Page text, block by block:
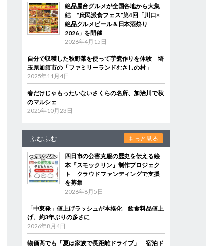
絶品屋台グルメが全国各地から大集
結 “庶民派食フェス”第4回「川口×
絶品グルメビール＆日本酒祭り
2026」を開催
2026年4月15日
自分で収穫した秋野菜を使って芋煮作りを体験 埼
玉県加須市の「ファミリーランドむさしの村」
2025年11月4日
春だけじゃもったいないさくらの名所、加治川で秋
のマルシェ
2025年10月23日
ふむふむ もっと見る
四日市の公害克服の歴史を伝える絵
本『スモックリン』制作プロジェク
ト クラウドファンディングで支援
を募集
2026年8月5日
「中東発」値上げラッシュが本格化 飲食料品値上
げ、約3年ぶりの多さに
2026年8月4日
物価高でも「夏は家族で長距離ドライブ」 宿泊ド